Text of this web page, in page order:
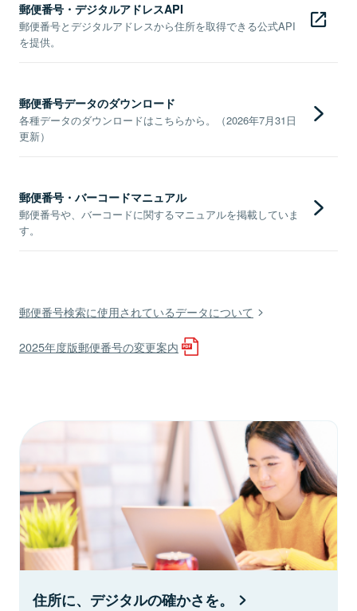
郵便番号・デジタルアドレスAPI
郵便番号とデジタルアドレスから住所を取得できる公式API
を提供。
郵便番号データのダウンロード
各種データのダウンロードはこちらから。（2026年7月31日
更新）
郵便番号・バーコードマニュアル
郵便番号や、バーコードに関するマニュアルを掲載していま
す。
郵便番号検索に使用されているデータについて
2025年度版郵便番号の変更案内
住所に、デジタルの確かさを。